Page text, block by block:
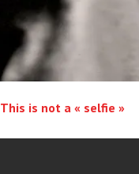
This is not a « selfie »